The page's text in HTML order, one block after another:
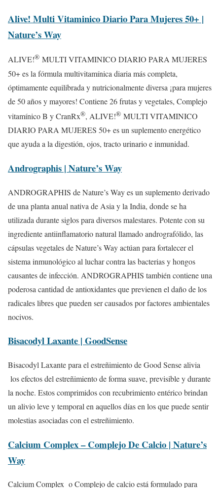
Alive! Multi Vitaminico Diario Para Mujeres 50+ |
Nature’s Way
ALIVE!® MULTI VITAMINICO DIARIO PARA MUJERES
50+ es la fórmula multivitamínica diaria más completa,
óptimamente equilibrada y nutricionalmente diversa ¡para mujeres
de 50 años y mayores! Contiene 26 frutas y vegetales, Complejo
vitamínico B y CranRx®, ALIVE!® MULTI VITAMINICO
DIARIO PARA MUJERES 50+ es un suplemento energético
que ayuda a la digestión, ojos, tracto urinario e inmunidad.
Andrographis | Nature’s Way
ANDROGRAPHIS de Nature’s Way es un suplemento derivado
de una planta anual nativa de Asia y la India, donde se ha
utilizada durante siglos para diversos malestares. Potente con su
ingrediente antiinflamatorio natural llamado andrografólido, las
cápsulas vegetales de Nature’s Way actúan para fortalecer el
sistema inmunológico al luchar contra las bacterias y hongos
causantes de infección. ANDROGRAPHIS también contiene una
poderosa cantidad de antioxidantes que previenen el daño de los
radicales libres que pueden ser causados por factores ambientales
nocivos.
Bisacodyl Laxante | GoodSense
Bisacodyl Laxante para el estreñimiento de Good Sense alivia
los efectos del estreñimiento de forma suave, previsible y durante
la noche. Estos comprimidos con recubrimiento entérico brindan
un alivio leve y temporal en aquellos días en los que puede sentir
molestias asociadas con el estreñimiento.
Calcium Complex – Complejo De Calcio | Nature’s
Way
Calcium Complex o Complejo de calcio está formulado para